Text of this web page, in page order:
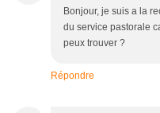
Bonjour, je suis a la
du service pastorale
peux trouver ?
Répondre